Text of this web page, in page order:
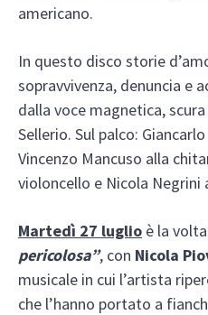
americano.
In questo disco storie
sopravvivenza, denuncia e
dalla voce magnetica,
Sellerio. Sul palco:
Vincenzo Mancuso alla
violoncello e Nicola Negrini
Martedì 27 luglio è la
pericolosa”, con Nicola
musicale in cui l’artista
che l’hanno portato a